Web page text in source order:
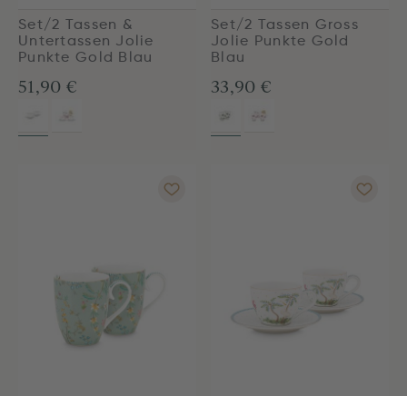
Set/2 Tassen &
Untertassen Jolie
Punkte Gold Blau
51,90 €
Set/2 Tassen Gross
Jolie Punkte Gold
Blau
33,90 €